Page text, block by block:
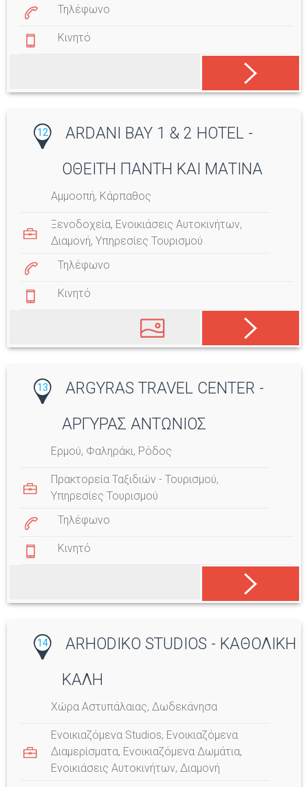
Τηλέφωνο
Κινητό
12
ARDANI BAY 1 & 2 HOTEL -
ΟΘΕΙΤH ΠΑΝΤΗ ΚΑΙ ΜΑΤΙΝΑ
Αμμοοπή, Κάρπαθος
Ξενοδοχεία, Ενοικιάσεις Αυτοκινήτων,
Διαμονή,Υπηρεσίες Τουρισμού
Τηλέφωνο
Κινητό
13
ARGYRAS TRAVEL CENTER -
ΑΡΓΥΡΑΣ ΑΝΤΩΝΙΟΣ
Ερμού, Φαληράκι, Ρόδος
Πρακτορεία Ταξιδιών - Τουρισμού,
Υπηρεσίες Τουρισμού
Τηλέφωνο
Κινητό
14
ARHODIKO STUDIOS - ΚΑΘΟΛΙΚΗ
ΚΑΛΗ
Χώρα Αστυπάλαιας, Δωδεκάνησα
Ενοικιαζόμενα Studios, Ενοικιαζόμενα
Διαμερίσματα, Ενοικιαζόμενα Δωμάτια,
Ενοικιάσεις Αυτοκινήτων,Διαμονή